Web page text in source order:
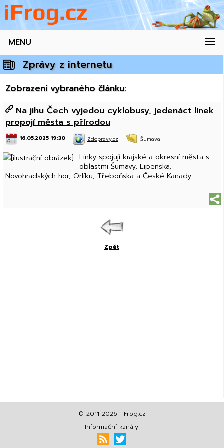
MENU
Zprávy z internetu
Zobrazení vybraného článku:
Na jihu Čech vyjedou cyklobusy, jedenáct linek
propojí města s přírodou
16.05.2025 19:30 Zdopravy.cz Šumava
Linky spojují krajské a okresní města s
oblastmi Šumavy, Lipenska,
Novohradských hor, Orlíku, Třeboňska a České Kanady.
Zpět
© 2011-2026 iFrog.cz
Informační kanály: